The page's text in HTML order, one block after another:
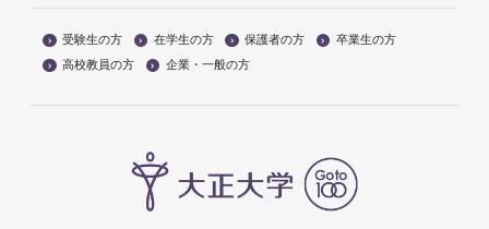
受験生の方 在学生の方 保護者の方
卒業生の方
高校教員の方
企業・一般の方